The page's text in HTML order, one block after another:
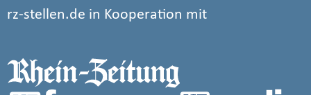
rz-stellen.de in Kooperation mit